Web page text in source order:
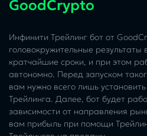
GoodCrypto
Инфинити Трейлинг бот от
головокружительные результаты
кратчайшие сроки, и при этом
автономно. Перед запуском
вам нужно всего лишь
Трейлинга. Далее, бот будет
зависимости от направления
вам прибыль при помощи